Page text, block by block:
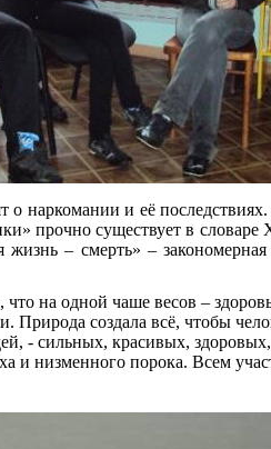
о наркомании и её
прочно существует в словаре
– смерть» –
на одной чаше весов –
Природа создала всё, чтобы
- сильных, красивых, здоровых,
и низменного порока. Всем